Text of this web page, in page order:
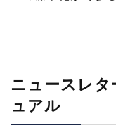
ニュースレ
ュアル